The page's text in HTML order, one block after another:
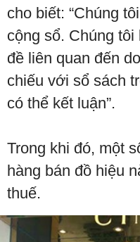
cho biết: “Chúng
cộng sổ. Chúng
đề liên quan đến
chiếu với sổ sách
có thể kết luận”.
Trong khi đó, một
hàng bán đồ hiệu
thuế.